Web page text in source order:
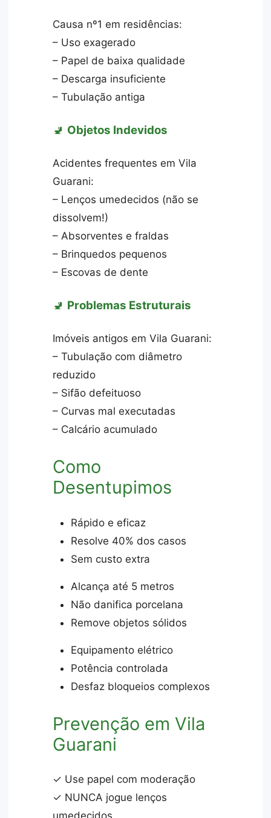
Causa nº1 em residências:
– Uso exagerado
– Papel de baixa qualidade
– Descarga insuficiente
– Tubulação antiga
🚽 Objetos Indevidos
Acidentes frequentes em Vila
Guarani:
– Lenços umedecidos (não se
dissolvem!)
– Absorventes e fraldas
– Brinquedos pequenos
– Escovas de dente
🚽 Problemas Estruturais
Imóveis antigos em Vila Guarani:
– Tubulação com diâmetro
reduzido
– Sifão defeituoso
– Curvas mal executadas
– Calcário acumulado
Como
Desentupimos
Rápido e eficaz
Resolve 40% dos casos
Sem custo extra
Alcança até 5 metros
Não danifica porcelana
Remove objetos sólidos
Equipamento elétrico
Potência controlada
Desfaz bloqueios complexos
Prevenção em Vila
Guarani
✓ Use papel com moderação
✓ NUNCA jogue lenços